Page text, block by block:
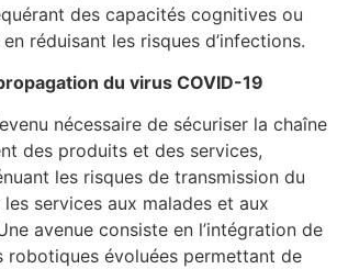
des capacités cognitives ou
réduisant les risques d’infections.
du virus COVID-19
nécessaire de sécuriser la chaîne
des produits et des services,
les risques de transmission du
les services aux malades et aux
avenue consiste en l’intégration de
robotiques évoluées permettant de